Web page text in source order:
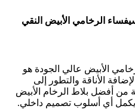
الرخامي الأبيض النقي
الأبيض عالي الجودة هو
الأناقة والتطور إلى
من أفضل بلاط الرخام الأبيض
يكمل أي أسلوب تصميم داخلي.